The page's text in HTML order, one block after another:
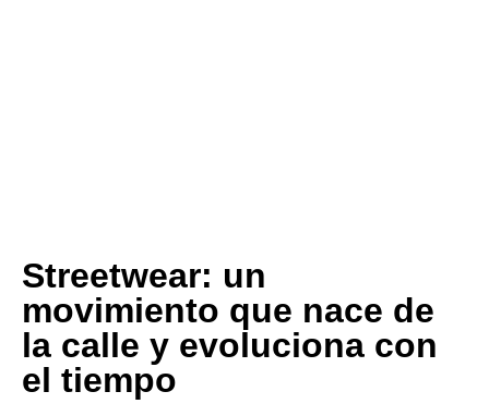
Streetwear: un
movimiento que nace de
la calle y evoluciona con
el tiempo